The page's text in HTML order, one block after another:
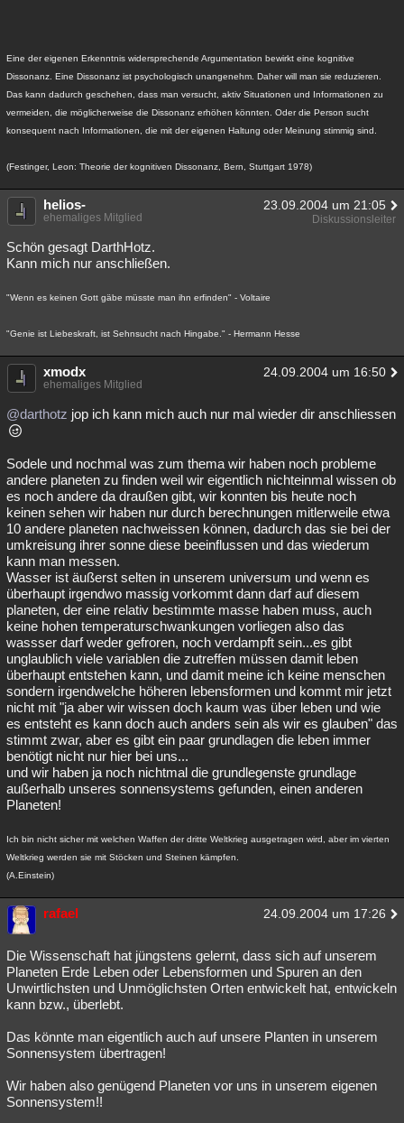
Eine der eigenen Erkenntnis widersprechende Argumentation bewirkt eine kognitive
Dissonanz. Eine Dissonanz ist psychologisch unangenehm. Daher will man sie reduzieren.
Das kann dadurch geschehen, dass man versucht, aktiv Situationen und Informationen zu
vermeiden, die möglicherweise die Dissonanz erhöhen könnten. Oder die Person sucht
konsequent nach Informationen, die mit der eigenen Haltung oder Meinung stimmig sind.
(Festinger, Leon: Theorie der kognitiven Dissonanz, Bern, Stuttgart 1978)
helios- 23.09.2004 um 21:05
ehemaliges Mitglied Diskussionsleiter
Schön gesagt DarthHotz.
Kann mich nur anschließen.
"Wenn es keinen Gott gäbe müsste man ihn erfinden" - Voltaire
"Genie ist Liebeskraft, ist Sehnsucht nach Hingabe." - Hermann Hesse
xmodx 24.09.2004 um 16:50
ehemaliges Mitglied
@darthotz jop ich kann mich auch nur mal wieder dir anschliessen
Sodele und nochmal was zum thema wir haben noch probleme
andere planeten zu finden weil wir eigentlich nichteinmal wissen ob
es noch andere da draußen gibt, wir konnten bis heute noch
keinen sehen wir haben nur durch berechnungen mitlerweile etwa
10 andere planeten nachweissen können, dadurch das sie bei der
umkreisung ihrer sonne diese beeinflussen und das wiederum
kann man messen.
Wasser ist äußerst selten in unserem universum und wenn es
überhaupt irgendwo massig vorkommt dann darf auf diesem
planeten, der eine relativ bestimmte masse haben muss, auch
keine hohen temperaturschwankungen vorliegen also das
wassser darf weder gefroren, noch verdampft sein...es gibt
unglaublich viele variablen die zutreffen müssen damit leben
überhaupt entstehen kann, und damit meine ich keine menschen
sondern irgendwelche höheren lebensformen und kommt mir jetzt
nicht mit "ja aber wir wissen doch kaum was über leben und wie
es entsteht es kann doch auch anders sein als wir es glauben" das
stimmt zwar, aber es gibt ein paar grundlagen die leben immer
benötigt nicht nur hier bei uns...
und wir haben ja noch nichtmal die grundlegenste grundlage
außerhalb unseres sonnensystems gefunden, einen anderen
Planeten!
Ich bin nicht sicher mit welchen Waffen der dritte Weltkrieg ausgetragen wird, aber im vierten
Weltkrieg werden sie mit Stöcken und Steinen kämpfen.
(A.Einstein)
rafael 24.09.2004 um 17:26
Die Wissenschaft hat jüngstens gelernt, dass sich auf unserem
Planeten Erde Leben oder Lebensformen und Spuren an den
Unwirtlichsten und Unmöglichsten Orten entwickelt hat, entwickeln
kann bzw., überlebt.
Das könnte man eigentlich auch auf unsere Planten in unserem
Sonnensystem übertragen!
Wir haben also genügend Planeten vor uns in unserem eigenen
Sonnensystem!!